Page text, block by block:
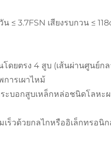
3.7FSN เสียงรบกวน ≤
ยตรง 4 สูบ (เส้นผ่านศูนย์กล
การเผาไหม้
ะบอกสูบเหล็กหล่อชนิดโลหะ
วด้วยกลไกหรืออิเล็กทรอนิ